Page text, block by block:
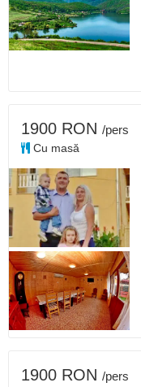
1900 RON /pers
Cu masă
1900 RON /pers